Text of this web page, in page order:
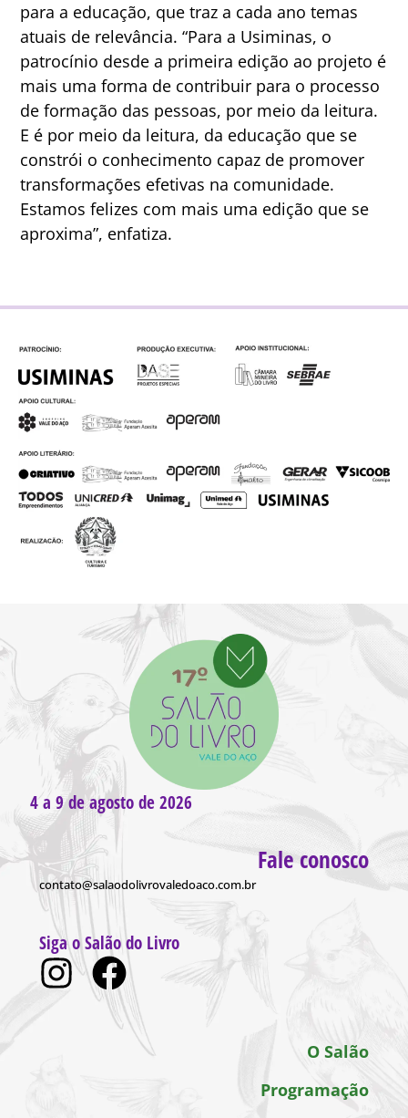
para a educação, que traz a cada ano temas
atuais de relevância. “Para a Usiminas, o
patrocínio desde a primeira edição ao projeto é
mais uma forma de contribuir para o processo
de formação das pessoas, por meio da leitura.
E é por meio da leitura, da educação que se
constrói o conhecimento capaz de promover
transformações efetivas na comunidade.
Estamos felizes com mais uma edição que se
aproxima”, enfatiza.
4 a 9 de agosto de 2026
Fale conosco
contato@salaodolivrovaledoaco.com.br
Siga o Salão do Livro
O Salão
Programação